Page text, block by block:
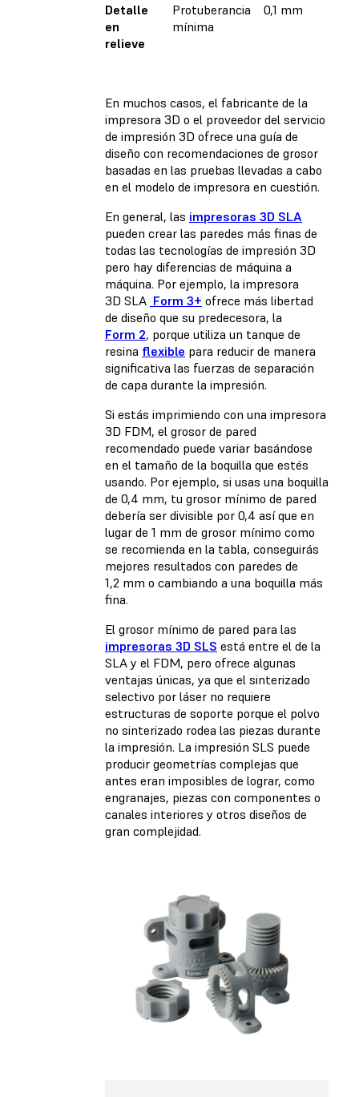
Detalle
en
relieve
Protuberancia
mínima
0,1 mm
En muchos casos, el fabricante de la
impresora 3D o el proveedor del servicio
de impresión 3D ofrece una guía de
diseño con recomendaciones de grosor
basadas en las pruebas llevadas a cabo
en el modelo de impresora en cuestión.
En general, las impresoras 3D SLA
pueden crear las paredes más finas de
todas las tecnologías de impresión 3D
pero hay diferencias de máquina a
máquina. Por ejemplo, la impresora
3D SLA Form 3+ ofrece más libertad
de diseño que su predecesora, la
Form 2, porque utiliza un tanque de
resina flexible para reducir de manera
significativa las fuerzas de separación
de capa durante la impresión.
Si estás imprimiendo con una impresora
3D FDM, el grosor de pared
recomendado puede variar basándose
en el tamaño de la boquilla que estés
usando. Por ejemplo, si usas una boquilla
de 0,4 mm, tu grosor mínimo de pared
debería ser divisible por 0,4 así que en
lugar de 1 mm de grosor mínimo como
se recomienda en la tabla, conseguirás
mejores resultados con paredes de
1,2 mm o cambiando a una boquilla más
fina.
El grosor mínimo de pared para las
impresoras 3D SLS está entre el de la
SLA y el FDM, pero ofrece algunas
ventajas únicas, ya que el sinterizado
selectivo por láser no requiere
estructuras de soporte porque el polvo
no sinterizado rodea las piezas durante
la impresión. La impresión SLS puede
producir geometrías complejas que
antes eran imposibles de lograr, como
engranajes, piezas con componentes o
canales interiores y otros diseños de
gran complejidad.